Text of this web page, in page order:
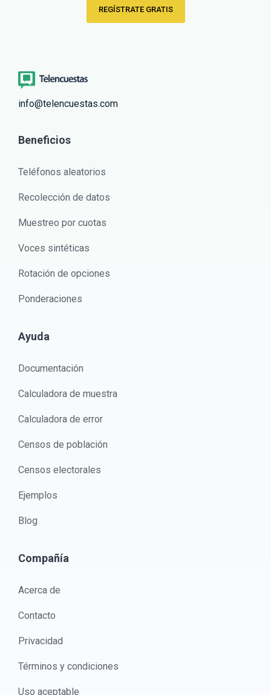
REGÍSTRATE GRATIS
info@telencuestas.com
Beneficios
Teléfonos aleatorios
Recolección de datos
Muestreo por cuotas
Voces sintéticas
Rotación de opciones
Ponderaciones
Ayuda
Documentación
Calculadora de muestra
Calculadora de error
Censos de población
Censos electorales
Ejemplos
Blog
Compañía
Acerca de
Contacto
Privacidad
Términos y condiciones
Uso aceptable